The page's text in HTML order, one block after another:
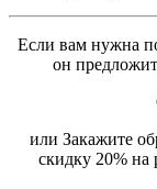
Если вам нужна
он
или Закажите
скидку 20% на